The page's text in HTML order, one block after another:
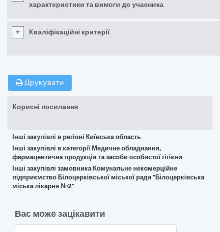
характеристики та вимоги до учасника
+ Кваліфікаційні критерії
Друкувати
Корисні посилання
Інші закупівлі в регіоні Київська область
Інші закупівлі в категорії Медичне обладнання,
фармацевтична продукція та засоби особистої гігієни
Інші закупівлі замовника Комунальне некомерційне
підприємство Білоцерківської міської ради "Білоцерківська
міська лікарня №2"
Вас може зацікавити